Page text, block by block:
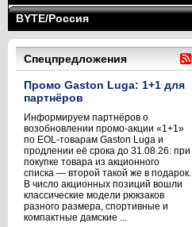
BYTE/Россия
Спецпредложения
Промо Gaston Luga: 1+1 для
партнёров
Информируем партнёров о
возобновлении промо-акции «1+1»
по EOL-товарам Gaston Luga и
продлении её срока до 31.08.26: при
покупке товара из акционного
списка — второй такой же в подарок.
В число акционных позиций вошли
классические модели рюкзаков
разного размера, спортивные и
компактные дамские ...